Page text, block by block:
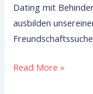
Dating mit
ausbilden
Plattform
Read More »